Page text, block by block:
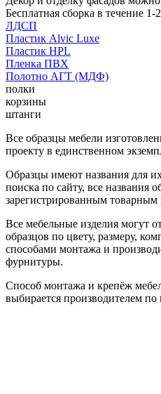
Бесплатная сборка в течение 1-
ЛДСП
Пластик Alvic Luxe
Пластик HPL
Пленка ПВХ
Полотно АГТ (МДФ)
полки
корзины
штанги
Все образцы мебели
проекту в единственном
Образцы имеют названия для
поиска по сайту, все названия
зарегистрированным товарным
Все мебельные изделия могут
образцов по цвету, размеру,
способами монтажа и
фурнитуры.
Способ монтажа и крепёж
выбирается производителем